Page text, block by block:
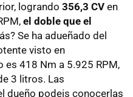
logrando 356,3 CV en
el doble que el
Se ha adueñado del
visto en
es 418 Nm a 5.925 RPM,
3 litros. Las
dueño podeis conocerlas